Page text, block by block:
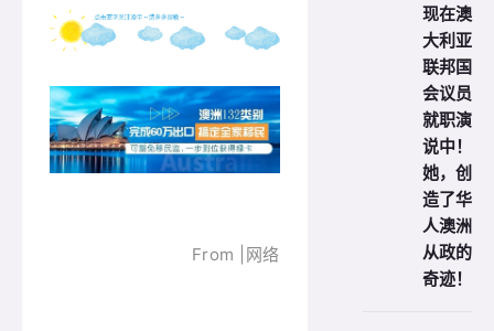
From |网络
现在澳
大利亚
联邦国
会议员
就职演
说中！
她，创
造了华
人澳洲
从政的
奇迹！